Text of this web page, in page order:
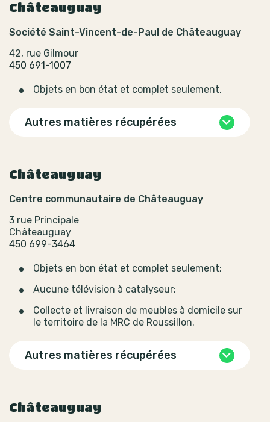
Châteauguay
Société Saint-Vincent-de-Paul de Châteauguay
42, rue Gilmour
450 691-1007
Objets en bon état et complet seulement.
Autres matières récupérées
Châteauguay
Centre communautaire de Châteauguay
3 rue Principale
Châteauguay
450 699-3464
Objets en bon état et complet seulement;
Aucune télévision à catalyseur;
Collecte et livraison de meubles à domicile sur
le territoire de la MRC de Roussillon.
Autres matières récupérées
Châteauguay